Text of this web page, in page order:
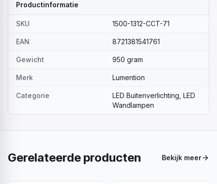
Productinformatie
SKU 1500-1312-CCT-71
EAN 8721381541761
Gewicht 950 gram
Merk Lumention
Categorie
LED Buitenverlichting, LED
Wandlampen
Gerelateerde producten Bekijk meer